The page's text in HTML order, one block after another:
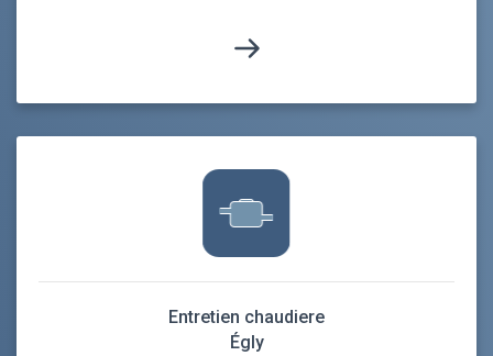
Entretien chaudiere
Égly